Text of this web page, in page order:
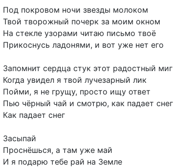
Под покровом ночи звезды молоком
Твой творожный почерк за моим окном
На стекле узорами читаю письмо твоё
Прикоснусь ладонями, и вот уже нет его
Запомнит сердца стук этот радостный миг
Когда увидел я твой лучезарный лик
Пойми, я не грущу, просто ищу ответ
Пью чёрный чай и смотрю, как падает снег
Как падает снег
Засыпай
Проснёшься, а там уже май
И я подарю тебе рай на Земле